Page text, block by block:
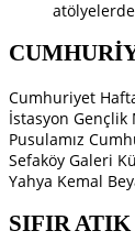
Cumhuriyet
İstasyon Gençlik
Pusulamız
Sefaköy Galeri
Yahya Kemal
SIFIR